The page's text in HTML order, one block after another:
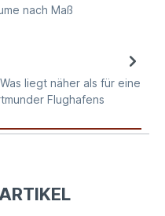
nach Maß
liegt näher als für eine
Flughafens